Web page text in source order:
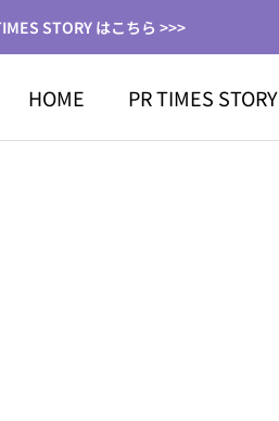
STORY はこちら >>>
HOME PR TIMES STORY